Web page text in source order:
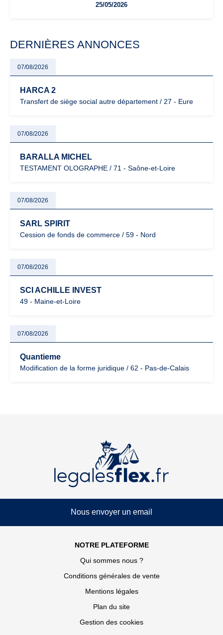
facturation ou risque de bascule vers la TVA : les règles
25/05/2026
DERNIÈRES ANNONCES
07/08/2026
HARCA 2
Transfert de siège social autre département / 27 - Eure
07/08/2026
BARALLA MICHEL
TESTAMENT OLOGRAPHE / 71 - Saône-et-Loire
07/08/2026
SARL SPIRIT
Cession de fonds de commerce / 59 - Nord
07/08/2026
SCI ACHILLE INVEST
49 - Maine-et-Loire
07/08/2026
Quantieme
Modification de la forme juridique / 62 - Pas-de-Calais
Nous envoyer un email
NOTRE PLATEFORME
Qui sommes nous ?
Conditions générales de vente
Mentions légales
Plan du site
Gestion des cookies